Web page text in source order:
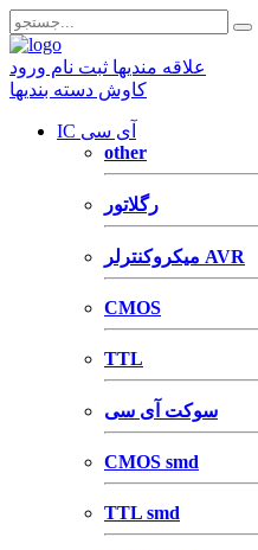
علاقه مندیها ثبت نام ورود
کاوش دسته بندیها
IC آی سی
other
رگلاتور
میکروکنترلر AVR
CMOS
TTL
سوکت آی سی
CMOS smd
TTL smd